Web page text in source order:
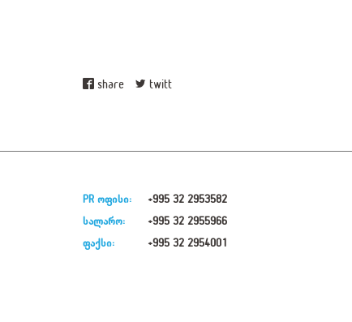
share twitt
PR ოფისი:
+995 32 2953582
სალარო:
+995 32 2955966
ფაქსი:
+995 32 2954001